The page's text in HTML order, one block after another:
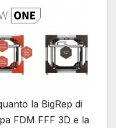
la BigRep di
FDM FFF 3D e la